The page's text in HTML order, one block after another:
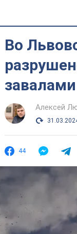
Во
Алексей
44